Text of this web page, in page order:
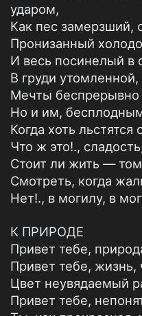
ударом,
Как пес замерзший,
Пронизанный
И весь посинелый в
В груди утомленной,
Мечты беспрерывно
Но и им,
Когда хоть
Что ж это!.,
Стоит ли жить —
Смотреть, когда
Нет!., в могилу, в
К ПРИРОДЕ
Привет тебе,
Привет тебе,
Цвет неувядаемый
Привет тебе,